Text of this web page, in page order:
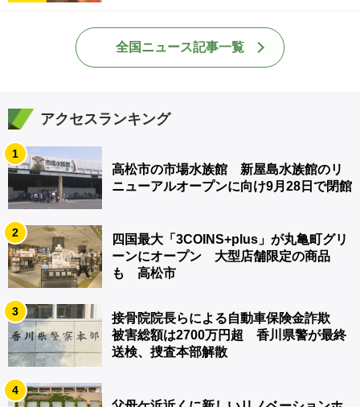
全国ニュース記事一覧
アクセスランキング
1
高松市の市場水族館 新屋島水族館のリ
ニューアルオープンに向け9月28日で閉館
2
四国最大「3COINS+plus」が丸亀町グリ
ーンにオープン 大型店舗限定の商品
も 高松市
3
接骨院院長らによる自動車保険金詐欺
被害総額は2700万円超 香川県警が最終
送検、捜査本部解散
4